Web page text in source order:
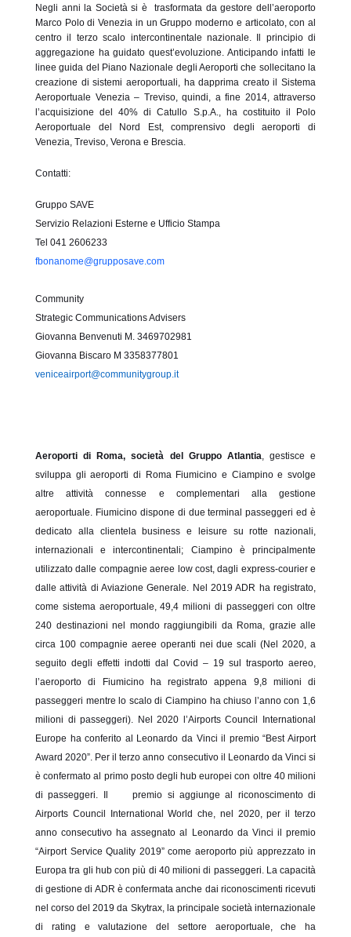
Negli anni la Società si è trasformata da gestore dell’aeroporto
Marco Polo di Venezia in un Gruppo moderno e articolato, con al
centro il terzo scalo intercontinentale nazionale. Il principio di
aggregazione ha guidato quest’evoluzione. Anticipando infatti le
linee guida del Piano Nazionale degli Aeroporti che sollecitano la
creazione di sistemi aeroportuali, ha dapprima creato il Sistema
Aeroportuale Venezia – Treviso, quindi, a fine 2014, attraverso
l’acquisizione del 40% di Catullo S.p.A., ha costituito il Polo
Aeroportuale del Nord Est, comprensivo degli aeroporti di
Venezia, Treviso, Verona e Brescia.
Contatti:
Gruppo SAVE
Servizio Relazioni Esterne e Ufficio Stampa
Tel 041 2606233
fbonanome@grupposave.com
Community
Strategic Communications Advisers
Giovanna Benvenuti M. 3469702981
Giovanna Biscaro M 3358377801
veniceairport@communitygroup.it
Aeroporti di Roma, società del Gruppo Atlantia, gestisce e
sviluppa gli aeroporti di Roma Fiumicino e Ciampino e svolge
altre attività connesse e complementari alla gestione
aeroportuale. Fiumicino dispone di due terminal passeggeri ed è
dedicato alla clientela business e leisure su rotte nazionali,
internazionali e intercontinentali; Ciampino è principalmente
utilizzato dalle compagnie aeree low cost, dagli express-courier e
dalle attività di Aviazione Generale. Nel 2019 ADR ha registrato,
come sistema aeroportuale, 49,4 milioni di passeggeri con oltre
240 destinazioni nel mondo raggiungibili da Roma, grazie alle
circa 100 compagnie aeree operanti nei due scali (Nel 2020, a
seguito degli effetti indotti dal Covid – 19 sul trasporto aereo,
l’aeroporto di Fiumicino ha registrato appena 9,8 milioni di
passeggeri mentre lo scalo di Ciampino ha chiuso l’anno con 1,6
milioni di passeggeri). Nel 2020 l’Airports Council International
Europe ha conferito al Leonardo da Vinci il premio “Best Airport
Award 2020”. Per il terzo anno consecutivo il Leonardo da Vinci si
è confermato al primo posto degli hub europei con oltre 40 milioni
di passeggeri. Il premio si aggiunge al riconoscimento di
Airports Council International World che, nel 2020, per il terzo
anno consecutivo ha assegnato al Leonardo da Vinci il premio
“Airport Service Quality 2019” come aeroporto più apprezzato in
Europa tra gli hub con più di 40 milioni di passeggeri. La capacità
di gestione di ADR è confermata anche dai riconoscimenti ricevuti
nel corso del 2019 da Skytrax, la principale società internazionale
di rating e valutazione del settore aeroportuale, che ha